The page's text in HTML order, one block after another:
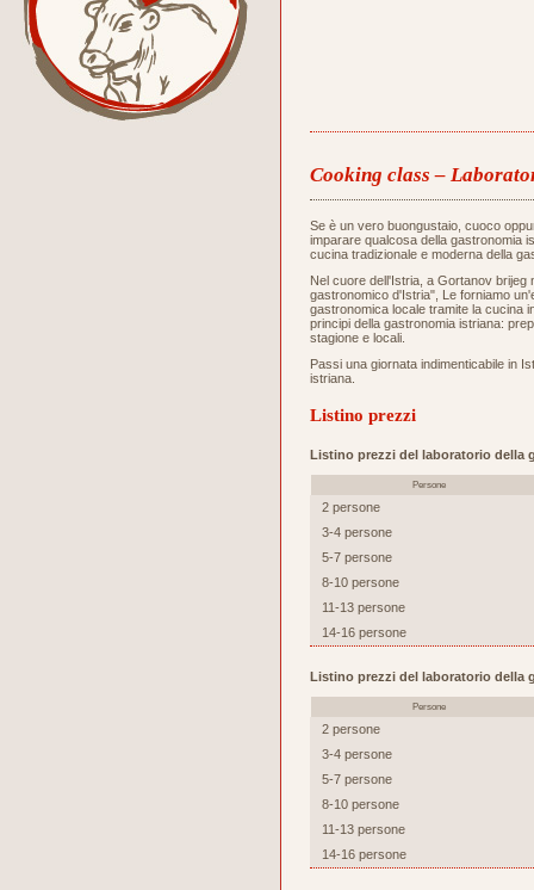
Cooking class –
Se è un vero buongustaio, cuoco
imparare qualcosa della gastronomia
cucina tradizionale e moderna della
Nel cuore dell'Istria, a Gortanov
gastronomico d'Istria", Le forniamo
gastronomica locale tramite la cucina
principi della gastronomia istriana:
stagione e locali.
Passi una giornata indimenticabile in
istriana.
Listino prezzi
Listino prezzi del laboratorio della
Persone
2 persone
3-4 persone
5-7 persone
8-10 persone
11-13 persone
14-16 persone
Listino prezzi del laboratorio della
Persone
2 persone
3-4 persone
5-7 persone
8-10 persone
11-13 persone
14-16 persone